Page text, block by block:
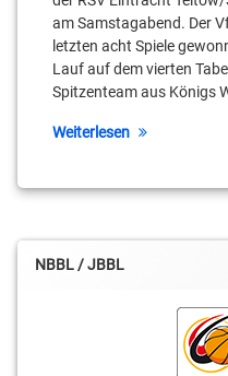
am Samstagabend. Der
letzten acht Spiele
Lauf auf dem vierten
Spitzenteam aus Königs
Weiterlesen
Landvoigt
Lennard
Boekstegers
Leroy
Lino
Marcel
NBBL / JBBL